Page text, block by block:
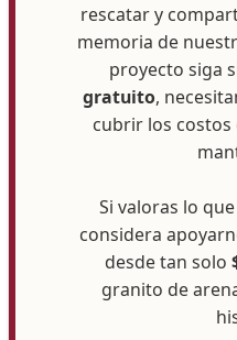
rescatar y
memoria de
proyecto siga
gratuito,
cubrir los
Si valoras lo
considera
desde tan solo
granito de